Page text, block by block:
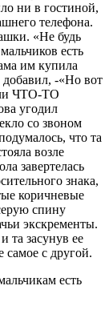
ни в гостиной,
телефона.
«Не будь
есть
им купила
добавил, -«Но вот
ЧТО-ТО
угодил
со звоном
что та
возле
завертелась
знака,
коричневые
спину
экскременты.
та засунув ее
самое с другой.
есть